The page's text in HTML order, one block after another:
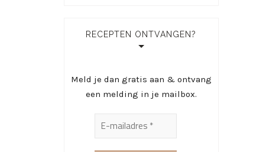
RECEPTEN ONTVANGEN?
Meld je dan gratis aan & ontvang
een melding in je mailbox.